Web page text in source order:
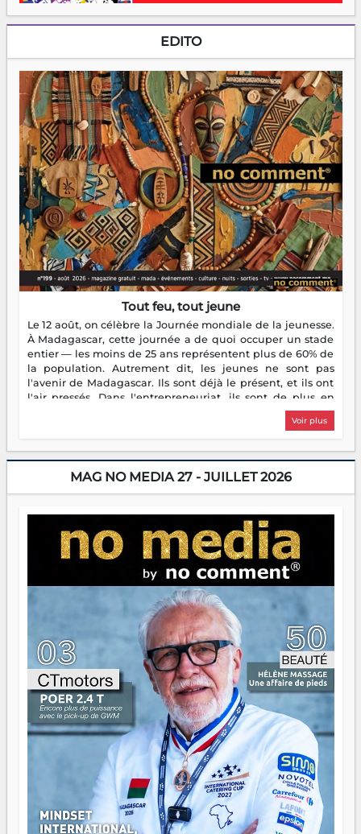
EDITO
Tout feu, tout jeune
Le 12 août, on célèbre la Journée mondiale de la jeunesse.
À Madagascar, cette journée a de quoi occuper un stade
entier — les moins de 25 ans représentent plus de 60% de
la population. Autrement dit, les jeunes ne sont pas
l'avenir de Madagascar. Ils sont déjà le présent, et ils ont
l'air pressés. Dans l'entrepreneuriat, ils sont de plus en
plus nombreux à se lancer, à créer, à risquer — souvent
sans filet, souvent sans aide, mais toujours avec cette
dorment vraiment la nuit. En culture, les nouvelles sont
encore meilleures. Aina Rasamoelina vient de décrocher le
Prix RFI Instrumental Afrique. Miangaly Elia rafle le Prix
jeunes qui tiennent la torche. Alors oui, on pourrait
s'arrêter là, applaudir et rentrer chez soi satisfait. Mais ce
serait passer à côté d'une chose essentielle. La fougue, ça
brûle fort — et parfois, ça brûle vite. Une flamme sans
direction peut éclairer autant qu'elle peut consumer. C'est
là que les aînés entrent en scène — pas pour reprendre le
gouvernail, mais pour montrer où sont les récifs. Les jeunes
ont la force, les vieux ont l'expérience, comme on dit. Ce
n'est pas un combat de générations — c'est une question
d'équipage. Partagez vos réussites, mais aussi vos échecs.
Surtout vos échecs, d'ailleurs — ils enseignent mieux que
n'importe quel manuel. À Madagascar, la barque avance.
Il faut juste s'assurer que tout le monde rame dans le
même sens.
Voir plus
MAG NO MEDIA 27 - JUILLET 2026